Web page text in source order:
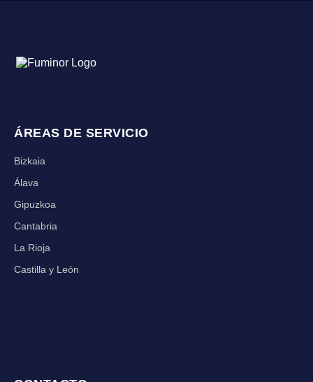
ÁREAS DE SERVICIO
Bizkaia
Álava
Gipuzkoa
Cantabria
La Rioja
Castilla y León